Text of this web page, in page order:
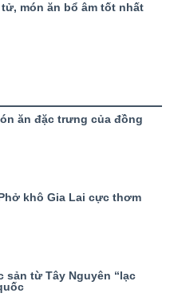
món ăn bổ âm tốt nhất
ăn đặc trưng của đồng
khô Gia Lai cực thơm
sản từ Tây Nguyên “lạc